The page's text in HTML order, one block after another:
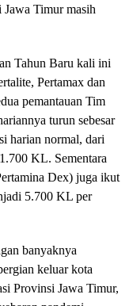
Timur masih
Tahun Baru kali ini
Pertamax dan
pemantauan Tim
turun sebesar
harian normal, dari
KL. Sementara
Dex) juga ikut
5.700 KL per
banyaknya
keluar kota
Provinsi Jawa Timur,